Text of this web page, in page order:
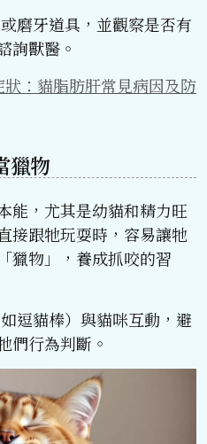
磨牙道具，並觀察是否有
詢獸醫。
：貓脂肪肝常見病因及防
獵物
能，尤其是幼貓和精力旺
接跟牠玩耍時，容易讓牠
獵物」，養成抓咬的習
逗貓棒）與貓咪互動，避
們行為判斷。